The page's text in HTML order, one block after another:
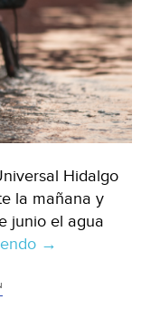
Hidalgo
la mañana y
junio el agua
Hidalgo
→